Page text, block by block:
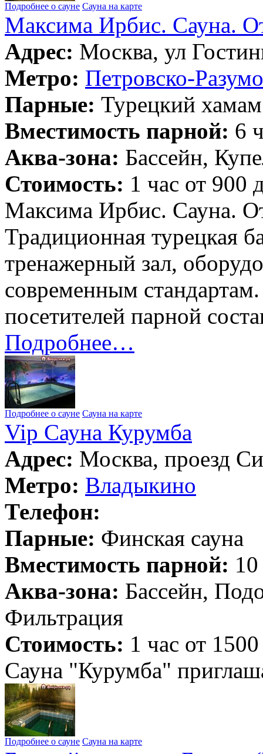
Подробнее о сауне Сауна на карте
Максима Ирбис. Сауна.
Адрес: Москва, ул
Метро: Петровско-
Парные: Турецкий хамам
Вместимость парной: 6
Аква-зона: Бассейн,
Стоимость: 1 час от 900
Максима Ирбис. Сауна.
Традиционная турецкая
тренажерный зал,
современным
посетителей парной
Подробнее…
Подробнее о сауне Сауна на карте
Vip Сауна Курумба
Адрес: Москва, проезд
Метро: Владыкино
Телефон:
Парные: Финская сауна
Вместимость парной:
Аква-зона: Бассейн,
Фильтрация
Стоимость: 1 час от
Сауна "Курумба"
Подробнее о сауне Сауна на карте